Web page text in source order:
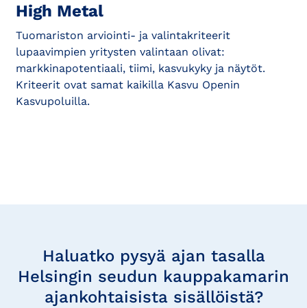
High Metal
Tuomariston arviointi- ja valintakriteerit
lupaavimpien yritysten valintaan olivat:
markkinapotentiaali, tiimi, kasvukyky ja näytöt.
Kriteerit ovat samat kaikilla Kasvu Openin
Kasvupoluilla.
Haluatko pysyä ajan tasalla
Helsingin seudun kauppakamarin
ajankohtaisista sisällöistä?